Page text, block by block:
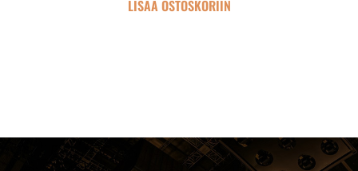
LISÄÄ OSTOSKORIIN
FOOTER